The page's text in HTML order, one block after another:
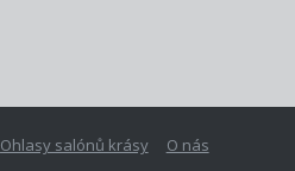
Ohlasy salónů krásy O nás